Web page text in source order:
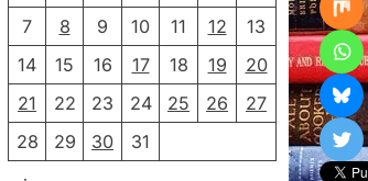
7
8 9 10 11 12
13
14
15 16 17 18 19
20
21
22 23 24 25 26
27
28
29 30 31